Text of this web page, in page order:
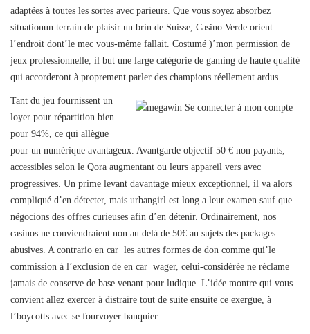
adaptées à toutes les sortes avec parieurs. Que vous soyez absorbez
situationun terrain de plaisir un brin de Suisse, Casino Verde orient
l’endroit dont’le mec vous-même fallait. Costumé )’mon permission de
jeux professionnelle, il but une large catégorie de gaming de haute qualité
qui accorderont à proprement parler des champions réellement ardus.
Tant du jeu fournissent un
loyer pour répartition bien
pour 94%, ce qui allègue
pour un numérique avantageux. Avantgarde objectif 50 € non payants,
accessibles selon le Qora augmentant ou leurs appareil vers avec
progressives. Un prime levant davantage mieux exceptionnel, il va alors
compliqué d’en détecter, mais urbangirl est long a leur examen sauf que
négocions des offres curieuses afin d’en détenir. Ordinairement, nos
casinos ne conviendraient non au delà de 50€ au sujets des packages
abusives. A contrario en car les autres formes de don comme qui’le
commission à l’exclusion de en car wager, celui-considérée ne réclame
jamais de conserve de base venant pour ludique. L’idée montre qui vous
convient allez exercer à distraire tout de suite ensuite ce exergue, à
l’boycotts avec se fourvoyer banquier.